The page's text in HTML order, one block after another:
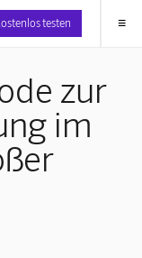
testen ≡
zur
im